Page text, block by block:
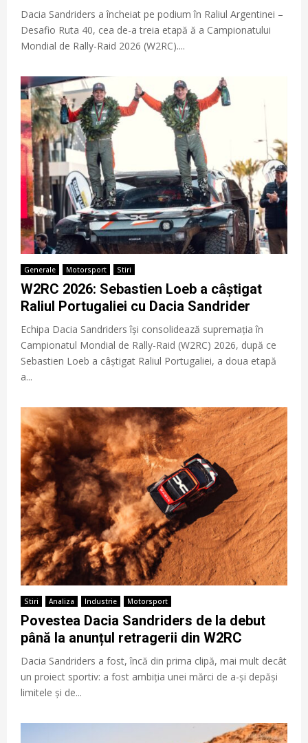
Dacia Sandriders a încheiat pe podium în Raliul Argentinei –
Desafio Ruta 40, cea de-a treia etapă ă a Campionatului
Mondial de Rally-Raid 2026 (W2RC)....
Generale Motorsport Stiri
W2RC 2026: Sebastien Loeb a câștigat
Raliul Portugaliei cu Dacia Sandrider
Echipa Dacia Sandriders își consolidează supremația în
Campionatul Mondial de Rally-Raid (W2RC) 2026, după ce
Sebastien Loeb a câștigat Raliul Portugaliei, a doua etapă
a...
Stiri Analiza Industrie Motorsport
Povestea Dacia Sandriders de la debut
până la anunțul retragerii din W2RC
Dacia Sandriders a fost, încă din prima clipă, mai mult decât
un proiect sportiv: a fost ambiția unei mărci de a-și depăși
limitele și de...